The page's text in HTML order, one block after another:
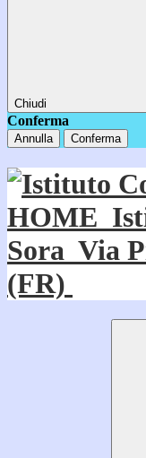
Chiudi
Conferma
Annulla Conferma
HOME
Sora Via
(FR)